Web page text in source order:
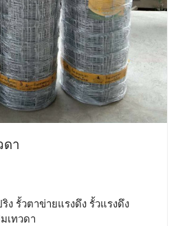
ดา
ง รั้วตาข่ายแรงดึง รั้วแรงดึง
เทวดา